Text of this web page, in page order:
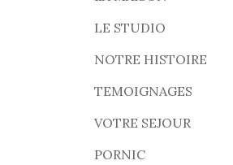
LE STUDIO
NOTRE HISTOIRE
TEMOIGNAGES
VOTRE SEJOUR
PORNIC